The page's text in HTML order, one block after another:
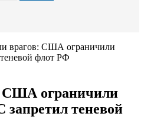
врагов: США ограничили
флот РФ
США ограничили
теневой